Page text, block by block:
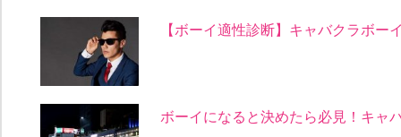
【ボーイ適性診断】キャバクラボー
ボーイになると決めたら必見！キャ